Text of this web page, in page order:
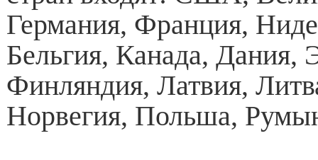
Германия, Франция,
Бельгия, Канада, Дания,
Финляндия, Латвия,
Норвегия, Польша,